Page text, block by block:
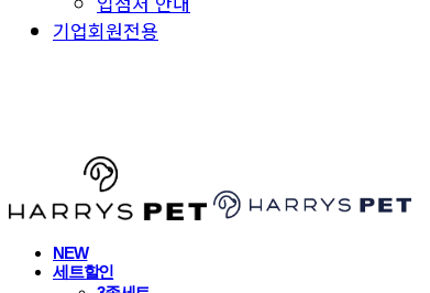
기업회원전용
NEW
세트할인